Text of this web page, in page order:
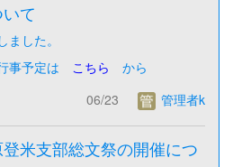
て
した。
事予定は こちら から
06/23
管理者k
米支部総文祭の開催につ